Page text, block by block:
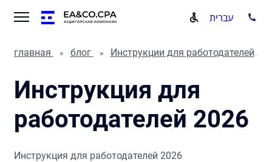
עברית
главная блог Инструкции для работодателей
Инструкция для
работодателей 2026
Инструкция для работодателей 2026